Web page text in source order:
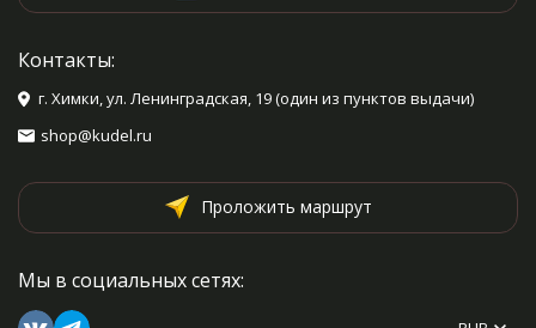
Контакты:
г. Химки, ул. Ленинградская, 19 (один из пунктов выдачи)
shop@kudel.ru
Проложить маршрут
Мы в социальных сетях: